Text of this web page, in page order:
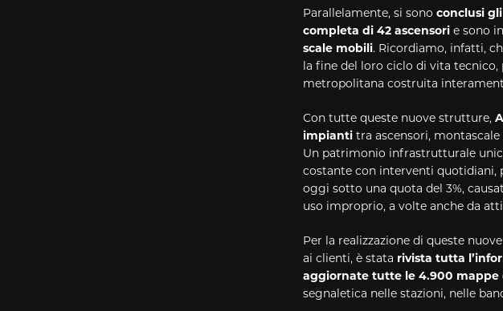
Parallelamente, si sono conclusi
completa di 42 ascensori e sono
scale mobili. Ricordiamo, infatti,
la fine del loro ciclo di vita tecnico,
metropolitana costruita
Con tutte queste nuove strutture,
impianti tra ascensori,
Un patrimonio infrastrutturale
costante con interventi quotidiani,
oggi sotto una quota del 3%,
uso improprio, a volte anche da
Per la realizzazione di queste
ai clienti, è stata rivista tutta
aggiornate tutte le 4.900 mappe
segnaletica nelle stazioni, nelle